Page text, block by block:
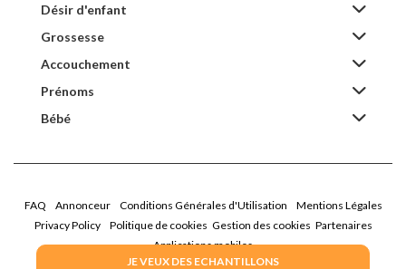
JE VEUX DES ECHANTILLONS
Désir d'enfant
Grossesse
Accouchement
Prénoms
Bébé
FAQ Annonceur Conditions Générales d'Utilisation
Mentions Légales
Privacy Policy
Politique de cookies Gestion des cookies Partenaires
Applications mobiles